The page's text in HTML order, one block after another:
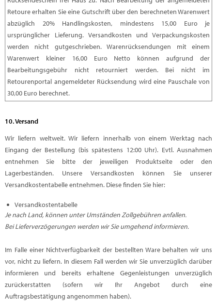
Retoure erhalten Sie eine Gutschrift über den berechneten Warenwert
abzüglich 20% Handlingskosten, mindestens 15,00 Euro je
ursprünglicher Lieferung. Versandkosten und Verpackungskosten
werden nicht gutgeschrieben. Warenrücksendungen mit einem
Warenwert kleiner 16,00 Euro Netto können aufgrund der
Bearbeitungsgebühr nicht retourniert werden. Bei nicht im
Retourenportal angemeldeter Rücksendung wird eine Pauschale von
30,00 Euro berechnet.
10. Versand
Wir liefern weltweit. Wir liefern innerhalb von einem Werktag nach
Eingang der Bestellung (bis spätestens 12:00 Uhr). Evtl. Ausnahmen
entnehmen Sie bitte der jeweiligen Produktseite oder den
Lagerbeständen. Unsere Versandkosten können Sie unserer
Versandkostentabelle entnehmen. Diese finden Sie hier:
Versandkostentabelle
Je nach Land, können unter Umständen Zollgebühren anfallen.
Bei Lieferverzögerungen werden wir Sie umgehend informieren.
Im Falle einer Nichtverfügbarkeit der bestellten Ware behalten wir uns
vor, nicht zu liefern. In diesem Fall werden wir Sie unverzüglich darüber
informieren und bereits erhaltene Gegenleistungen unverzüglich
zurückerstatten (sofern wir Ihr Angebot durch eine
Auftragsbestätigung angenommen haben).